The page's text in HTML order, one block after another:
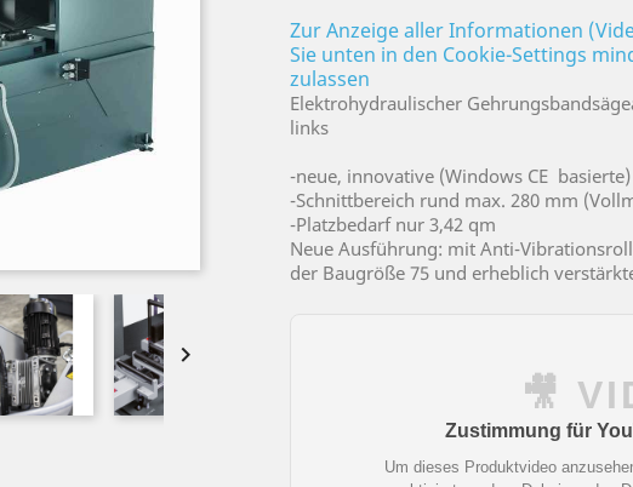

Zur Anzeige aller Informationen
Sie unten in den Cookie-Settings
zulassen
Elektrohydraulischer
links
-neue, innovative (Windows CE
-Schnittbereich rund max. 280 mm
-Platzbedarf nur 3,42 qm
Neue Ausführung: mit Anti-
der Baugröße 75 und erheblich
🎥
Zustimmung für
Um dieses Produktvideo